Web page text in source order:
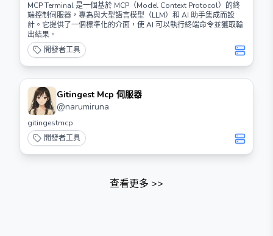
MCP Terminal 是一個基於 MCP（Model Context Protocol）的終
端控制伺服器，專為與大型語言模型（LLM）和 AI 助手集成而設
計。它提供了一個標準化的介面，使 AI 可以執行終端命令並獲取輸
出結果。
開發者工具
Gitingest Mcp 伺服器
@narumiruna
gitingestmcp
開發者工具
查看更多 >>